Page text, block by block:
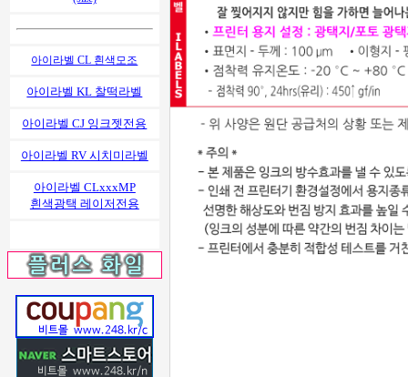
아이라벨 CL 흰색모조
아이라벨 KL 찰떡라벨
아이라벨 CJ 잉크젯전용
아이라벨 RV 시치미라벨
아이라벨 CLxxxMP
흰색광택 레이저전용